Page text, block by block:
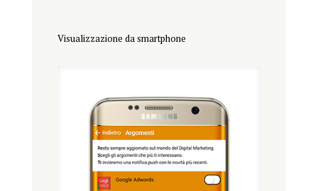
Visualizzazione da smartphone